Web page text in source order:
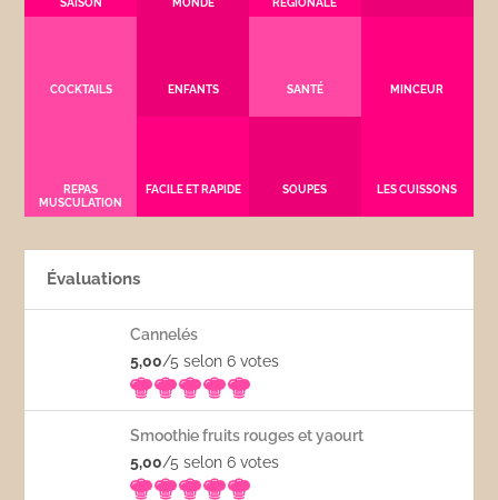
COCKTAILS ENFANTS SANTÉ MINCEUR
REPAS
MUSCULATION
FACILE ET RAPIDE SOUPES LES CUISSONS
Évaluations
Cannelés
5,00/5 selon 6votes
Smoothie fruits rouges et yaourt
5,00/5 selon 6votes